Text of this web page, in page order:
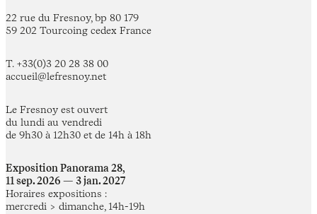
22 rue du Fresnoy, bp 80 179
59 202 Tourcoing cedex France
T. +33(0)3 20 28 38 00
accueil@lefresnoy.net
Le Fresnoy est ouvert
du lundi au vendredi
de 9h30 à 12h30 et de 14h à 18h
Exposition Panorama 28,
11 sep. 2026 — 3 jan. 2027
Horaires expositions :
mercredi > dimanche, 14h-19h